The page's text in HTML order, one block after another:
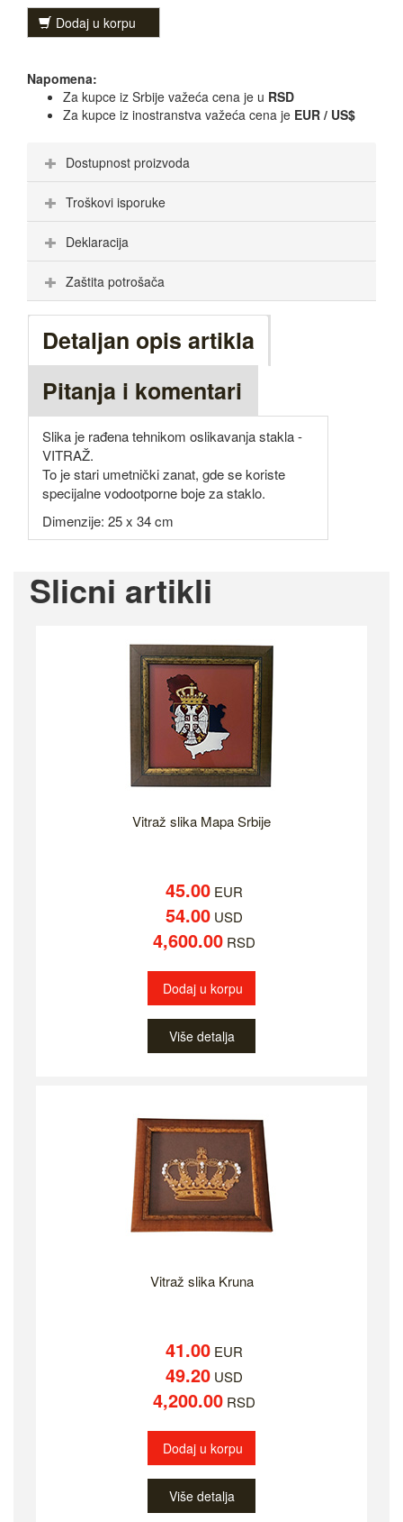
Dodaj u korpu
Napomena:
Za kupce iz Srbije važeća cena je u RSD
Za kupce iz inostranstva važeća cena je EUR / US$
Dostupnost proizvoda
Troškovi isporuke
Deklaracija
Zaštita potrošača
Detaljan opis artikla
Pitanja i komentari
Slika je rađena tehnikom oslikavanja stakla -
VITRAŽ.
To je stari umetnički zanat, gde se koriste
specijalne vodootporne boje za staklo.
Dimenzije: 25 x 34 cm
Slicni artikli
Vitraž slika Mapa Srbije
45.00EUR
54.00USD
4,600.00RSD
Dodaj u korpu
Više detalja
Vitraž slika Kruna
41.00EUR
49.20USD
4,200.00RSD
Dodaj u korpu
Više detalja